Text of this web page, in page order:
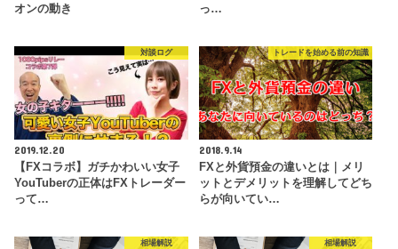
オンの動き
っ…
対談ログ
2019.12.20
【FXコラボ】ガチかわいい女子
YouTuberの正体はFXトレーダー
って…
トレードを始める前の知識
2018.9.14
FXと外貨預金の違いとは｜メリ
ットとデメリットを理解してどち
らが向いてい…
相場解説 相場解説